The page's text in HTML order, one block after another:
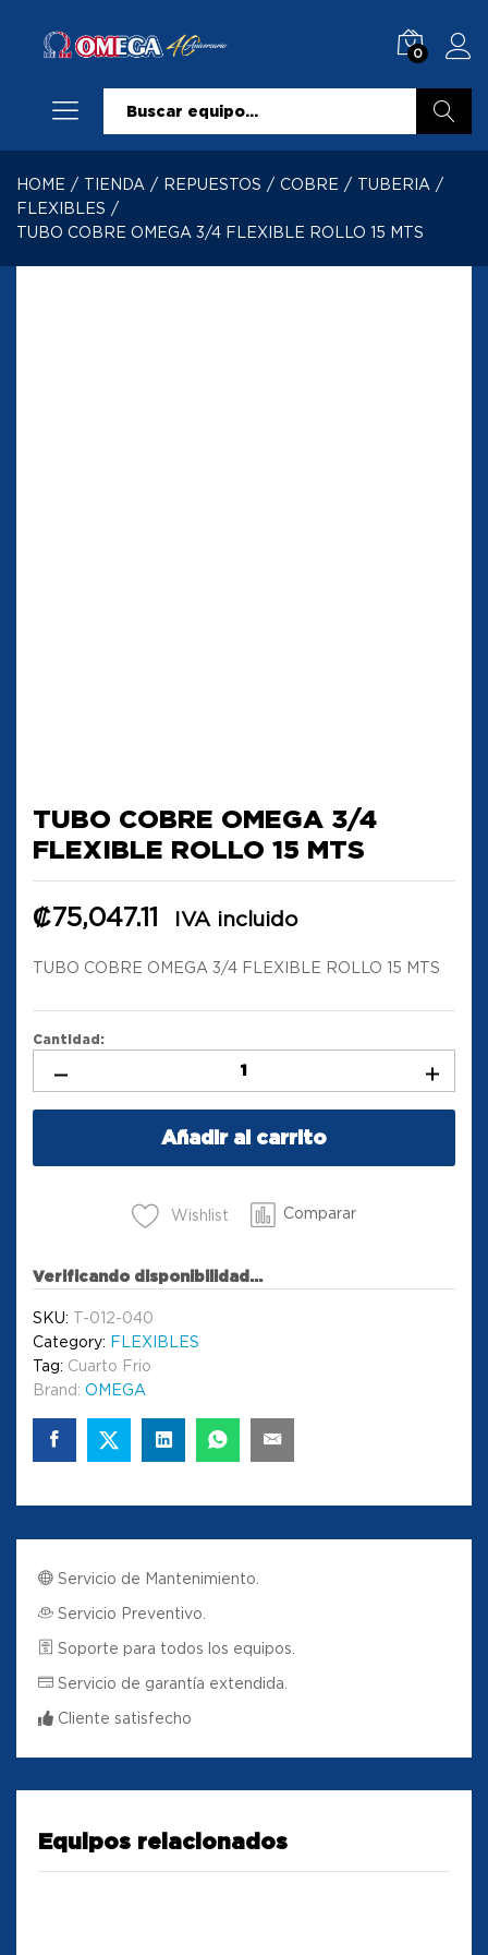
0
HOME / TIENDA / REPUESTOS / COBRE / TUBERIA /
FLEXIBLES /
TUBO COBRE OMEGA 3/4 FLEXIBLE ROLLO 15 MTS
TUBO COBRE OMEGA 3/4
FLEXIBLE ROLLO 15 MTS
₡75,047.11 IVA incluido
TUBO COBRE OMEGA 3/4 FLEXIBLE ROLLO 15 MTS
Cantidad:
Añadir al carrito
Wishlist Comparar
Verificando disponibilidad...
SKU: T-012-040
Category: FLEXIBLES
Tag: Cuarto Frio
Brand: OMEGA
Servicio de Mantenimiento.
Servicio Preventivo.
Soporte para todos los equipos.
Servicio de garantía extendida.
Cliente satisfecho
Equipos relacionados